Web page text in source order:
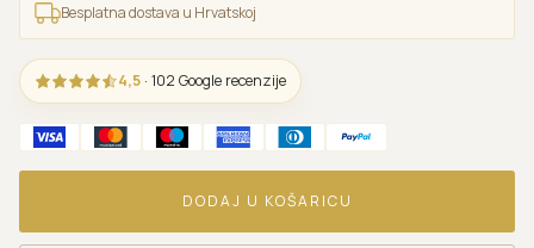
Besplatna dostava u Hrvatskoj
4,5 · 102 Google recenzije
DODAJ U KOŠARICU